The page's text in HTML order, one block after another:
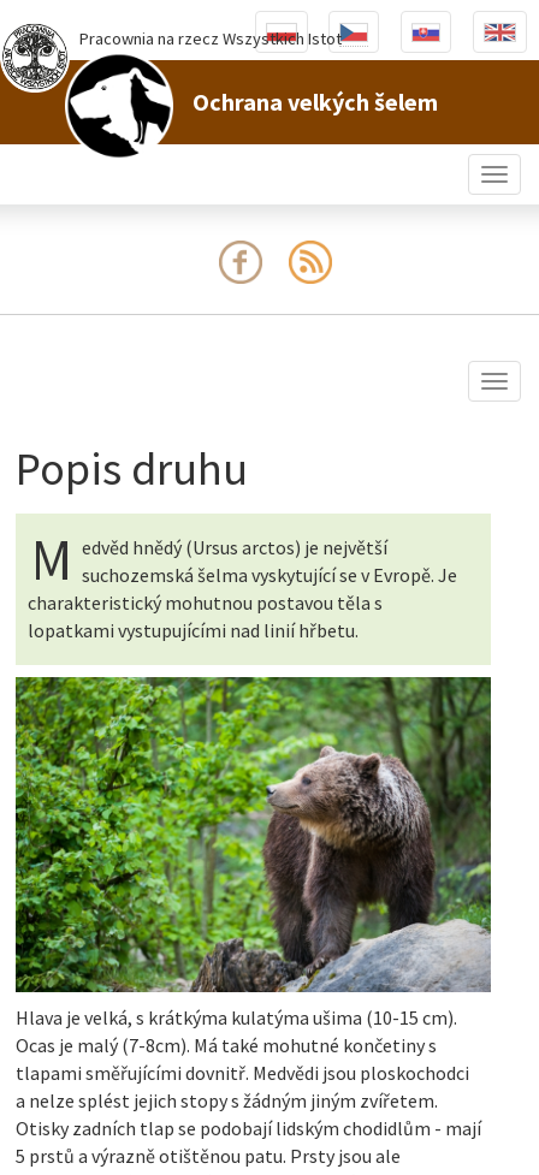
Pracownia na rzecz Wszystkich Istot
Ochrana velkých šelem
Popis druhu
M
edvěd hnědý (Ursus arctos) je největší
suchozemská šelma vyskytující se v Evropě. Je
charakteristický mohutnou postavou těla s
lopatkami vystupujícími nad linií hřbetu.
Hlava je velká, s krátkýma kulatýma ušima (10-15 cm).
Ocas je malý (7-8cm). Má také mohutné končetiny s
tlapami směřujícími dovnitř. Medvědi jsou ploskochodci
a nelze splést jejich stopy s žádným jiným zvířetem.
Otisky zadních tlap se podobají lidským chodidlům - mají
5 prstů a výrazně otištěnou patu. Prsty jsou ale